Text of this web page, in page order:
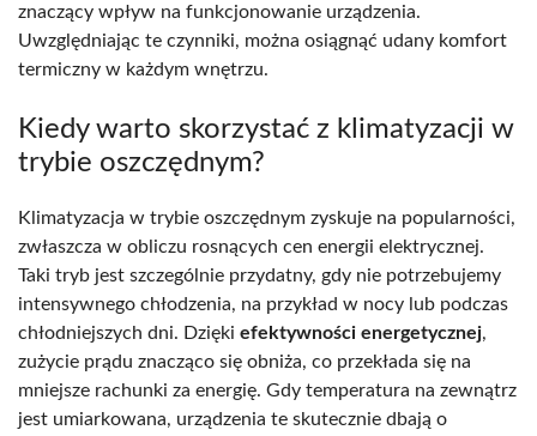
znaczący wpływ na funkcjonowanie urządzenia.
Uwzględniając te czynniki, można osiągnąć udany komfort
termiczny w każdym wnętrzu.
Kiedy warto skorzystać z klimatyzacji w
trybie oszczędnym?
Klimatyzacja w trybie oszczędnym zyskuje na popularności,
zwłaszcza w obliczu rosnących cen energii elektrycznej.
Taki tryb jest szczególnie przydatny, gdy nie potrzebujemy
intensywnego chłodzenia, na przykład w nocy lub podczas
chłodniejszych dni. Dzięki efektywności energetycznej,
zużycie prądu znacząco się obniża, co przekłada się na
mniejsze rachunki za energię. Gdy temperatura na zewnątrz
jest umiarkowana, urządzenia te skutecznie dbają o